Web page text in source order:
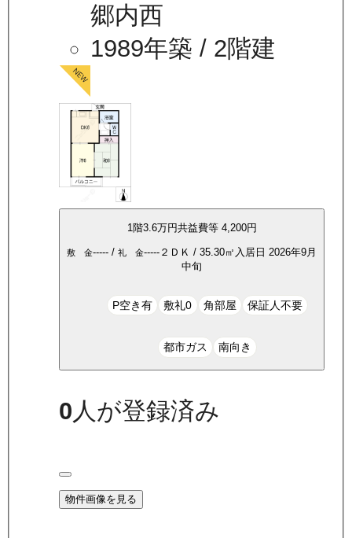
郷内西
1989年築 / 2階建
1 階3.6万円共益費等 4,200円
敷 金----- / 礼 金----- ２ＤＫ / 35.30㎡ 入居日 2026年9月
中旬
P空き有 敷礼0 角部屋 保証人不要
都市ガス 南向き
0 人が登録済み
物件画像を見る